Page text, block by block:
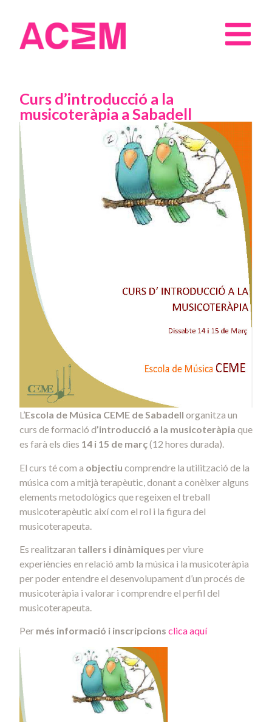
Curs d’introducció a la
musicoteràpia a Sabadell
L’Escola de Música CEME de Sabadell organitza un
curs de formació d’introducció a la musicoteràpia que
es farà els dies 14 i 15 de març(12 hores durada).
El curs té com a objectiu comprendre la utilització de la
música com a mitjà terapèutic, donant a conèixer alguns
elements metodològics que regeixen el treball
musicoterapèutic així com el rol i la figura del
musicoterapeuta.
Es realitzaran tallers i dinàmiques per viure
experiències en relació amb la música i la musicoteràpia
per poder entendre el desenvolupament d’un procés de
musicoteràpia i valorar i comprendre el perfil del
musicoterapeuta.
Per més informació i inscripcions clica aquí